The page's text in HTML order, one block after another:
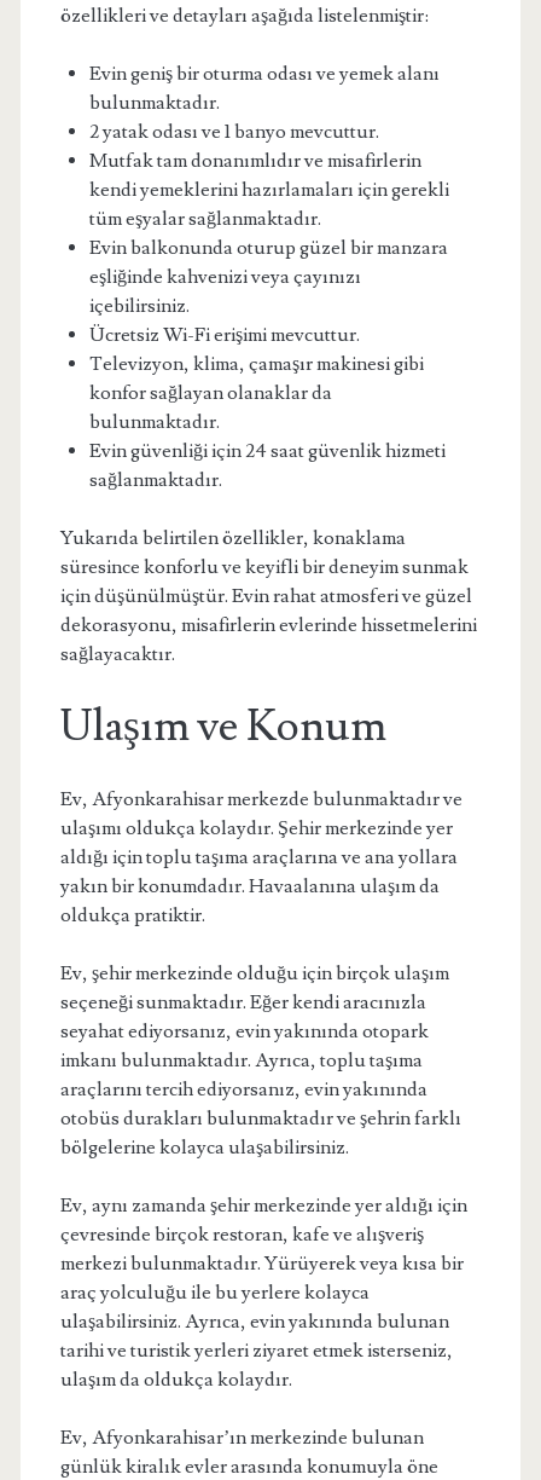
özellikleri ve detayları aşağıda listelenmiştir:
Evin geniş bir oturma odası ve yemek alanı
bulunmaktadır.
2 yatak odası ve 1 banyo mevcuttur.
Mutfak tam donanımlıdır ve misafirlerin
kendi yemeklerini hazırlamaları için gerekli
tüm eşyalar sağlanmaktadır.
Evin balkonunda oturup güzel bir manzara
eşliğinde kahvenizi veya çayınızı
içebilirsiniz.
Ücretsiz Wi-Fi erişimi mevcuttur.
Televizyon, klima, çamaşır makinesi gibi
konfor sağlayan olanaklar da
bulunmaktadır.
Evin güvenliği için 24 saat güvenlik hizmeti
sağlanmaktadır.
Yukarıda belirtilen özellikler, konaklama
süresince konforlu ve keyifli bir deneyim sunmak
için düşünülmüştür. Evin rahat atmosferi ve güzel
dekorasyonu, misafirlerin evlerinde hissetmelerini
sağlayacaktır.
Ulaşım ve Konum
Ev, Afyonkarahisar merkezde bulunmaktadır ve
ulaşımı oldukça kolaydır. Şehir merkezinde yer
aldığı için toplu taşıma araçlarına ve ana yollara
yakın bir konumdadır. Havaalanına ulaşım da
oldukça pratiktir.
Ev, şehir merkezinde olduğu için birçok ulaşım
seçeneği sunmaktadır. Eğer kendi aracınızla
seyahat ediyorsanız, evin yakınında otopark
imkanı bulunmaktadır. Ayrıca, toplu taşıma
araçlarını tercih ediyorsanız, evin yakınında
otobüs durakları bulunmaktadır ve şehrin farklı
bölgelerine kolayca ulaşabilirsiniz.
Ev, aynı zamanda şehir merkezinde yer aldığı için
çevresinde birçok restoran, kafe ve alışveriş
merkezi bulunmaktadır. Yürüyerek veya kısa bir
araç yolculuğu ile bu yerlere kolayca
ulaşabilirsiniz. Ayrıca, evin yakınında bulunan
tarihi ve turistik yerleri ziyaret etmek isterseniz,
ulaşım da oldukça kolaydır.
Ev, Afyonkarahisar’ın merkezinde bulunan
günlük kiralık evler arasında konumuyla öne